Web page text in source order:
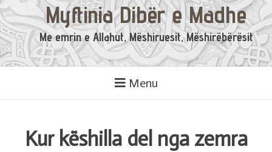
Myftinia Dibër e Madhe
Me emrin e Allahut, Mëshiruesit, Mëshirëbërësit
Menu
Kur këshilla del nga zemra